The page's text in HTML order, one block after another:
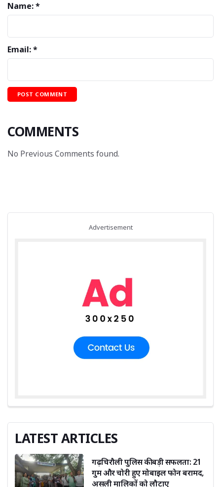
Name: *
Email: *
COMMENTS
No Previous Comments found.
Advertisement
LATEST ARTICLES
गढ़चिरौली पुलिस की बड़ी सफलता: 21
गुम और चोरी हुए मोबाइल फोन बरामद,
असली मालिकों को लौटाए